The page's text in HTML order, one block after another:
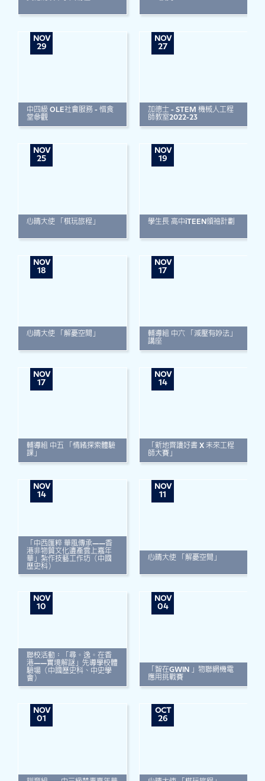
NOV
29
中四級 OLE社會服務 - 惜食
堂參觀
NOV
27
加德士 - STEM 機械人工程
師教室2022-23
NOV
25
心晴大使 「棋玩旅程」
NOV
19
學生長 高中iTEEN領袖計劃
NOV
18
心晴大使 「解憂空間」
NOV
17
輔導組 中六 「減壓有妙法」
講座
NOV
17
輔導組 中五 「情緒探索體驗
課」
NOV
14
「新地齊讀好書 X 未來工程
師大賽」
NOV
14
「中西匯粹 華風傳承——香
港非物質文化遺產雲上嘉年
華」紮作技藝工作坊（中國
歷史科）
NOV
11
心晴大使 「解憂空間」
NOV
10
聯校活動：「尋。逸。在香
港——實境解謎」先導學校體
驗場（中國歷史科、中史學
會）
NOV
04
「智在GWIN 」物聯網機電
應用挑戰賽
NOV
01
OCT
26